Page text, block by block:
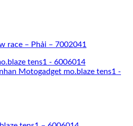
race – Phải – 7002041